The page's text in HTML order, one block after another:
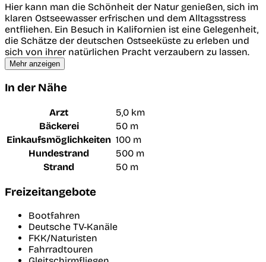
Hier kann man die Schönheit der Natur genießen, sich im
klaren Ostseewasser erfrischen und dem Alltagsstress
entfliehen. Ein Besuch in Kalifornien ist eine Gelegenheit,
die Schätze der deutschen Ostseeküste zu erleben und
sich von ihrer natürlichen Pracht verzaubern zu lassen.
Mehr anzeigen
In der Nähe
Arzt
5,0 km
Bäckerei
50 m
Einkaufsmöglichkeiten 100 m
Hundestrand
500 m
Strand
50 m
Freizeitangebote
Bootfahren
Deutsche TV-Kanäle
FKK/Naturisten
Fahrradtouren